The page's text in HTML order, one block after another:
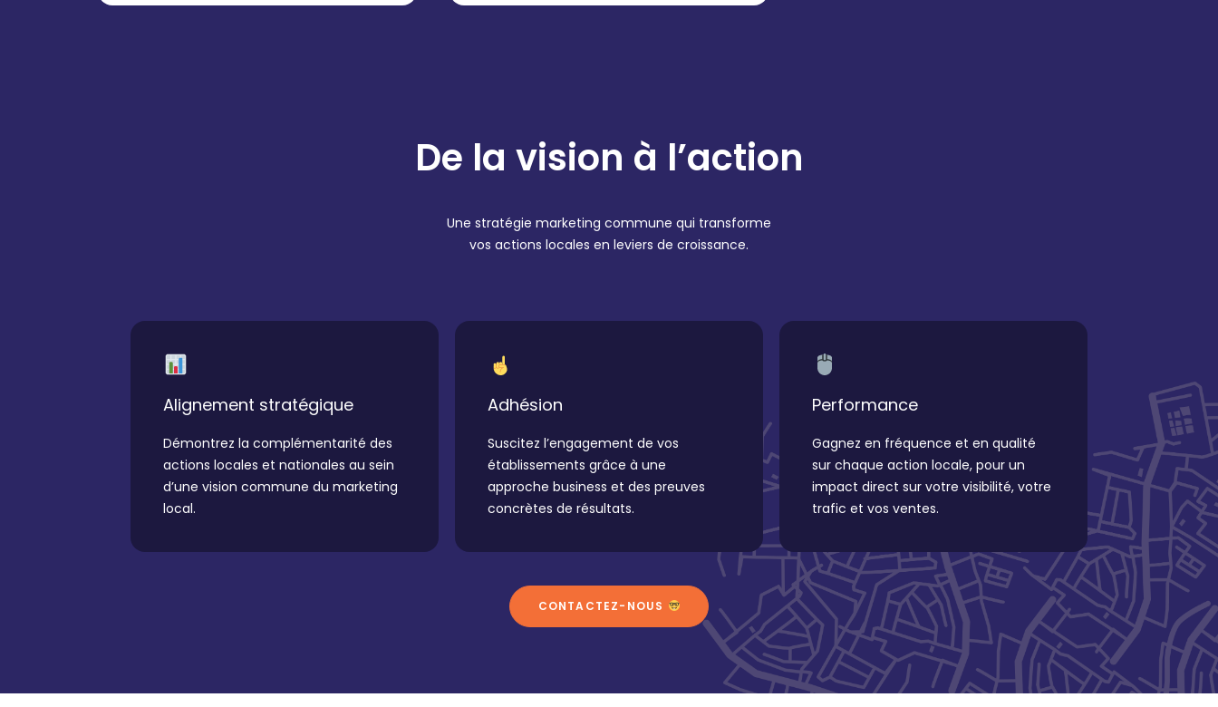
De la vision à l’action
Une stratégie marketing commune qui transforme
vos actions locales en leviers de croissance.
Alignement stratégique
Démontrez la complémentarité des
actions locales et nationales au sein
d’une vision commune du marketing
local.
Adhésion
Suscitez l’engagement de vos
établissements grâce à une
approche business et des preuves
concrètes de résultats.
Performance
Gagnez en fréquence et en qualité
sur chaque action locale, pour un
impact direct sur votre visibilité, votre
trafic et vos ventes.
CONTACTEZ-NOUS